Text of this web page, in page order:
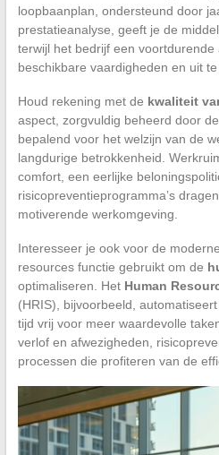
loopbaanplan, ondersteund door
prestatieanalyse, geeft je de
terwijl het bedrijf een voortdurende
beschikbare vaardigheden en uit
Houd rekening met de kwaliteit
aspect, zorgvuldig beheerd door
bepalend voor het welzijn van de
langdurige betrokkenheid.
comfort, een eerlijke
risicopreventieprogramma’s
motiverende werkomgeving.
Interesseer je ook voor de
resources functie gebruikt om de
optimaliseren. Het Human
(HRIS), bijvoorbeeld,
tijd vrij voor meer waardevolle
verlof en afwezigheden,
processen die profiteren van de